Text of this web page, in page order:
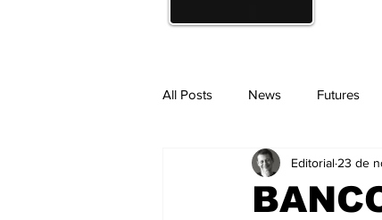
All Posts News Futures
Flavio Ferrari Tech Things
Editorial 23 de